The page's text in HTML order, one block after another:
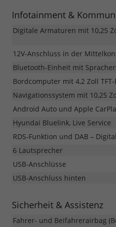
Infotainment &
Digitale Armaturen mit 10,25
12V-Anschluss in der
Bluetooth-Einheit mit
Bordcomputer mit 4,2 Zoll
Navigationssystem mit 10,25
Android Auto und Apple
Hyundai Bluelink, Live Service
RDS-Funktion und DAB –
6 Lautsprecher
USB-Anschlüsse
USB-Anschluss hinten
Sicherheit & Assistenz
Fahrer- und Beifahrerairbag